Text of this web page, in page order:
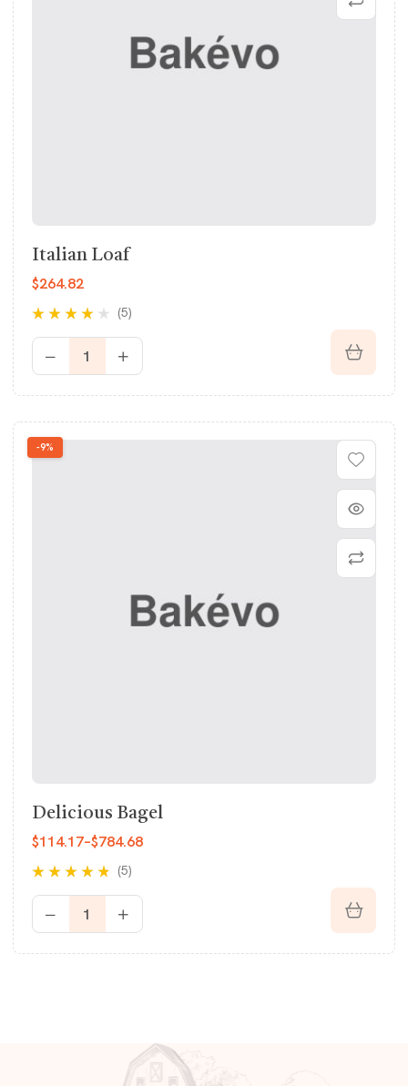
Italian Loaf
$264.82
out of 5
(5)
-9%
Delicious Bagel
$114.17–$784.68
of 5
(5)